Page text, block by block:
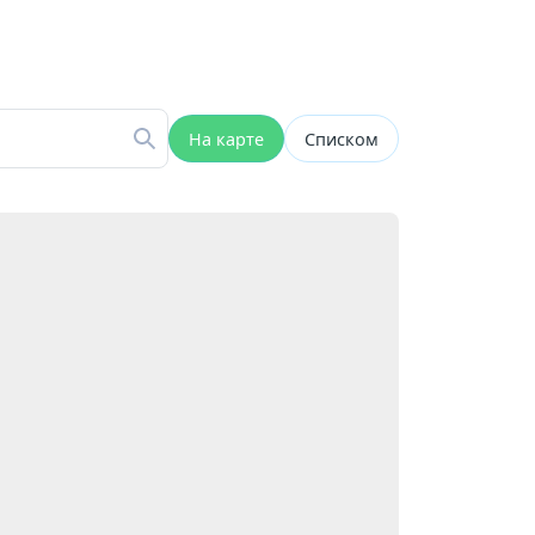
На карте Списком